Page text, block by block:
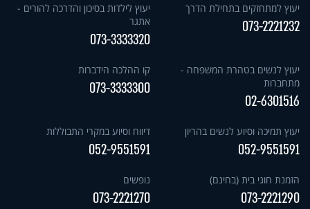
יעוץ למתחזקים בתחילת הדרך
073-2221232
יעוץ לילדות בסיכון והדרכה להורים -
אתגר
073-3333320
יעוץ לנשים בטהרת המשפחה -
מתחברות
02-6301516
קו ההלכה הידברות
073-3333300
יעוץ תמיכה וסיוע לנשים בהריון
052-9551591
דיווח וסיוע במקרי התבוללות
052-9551591
הזמנת חוגי בית (בחינם)
073-2221290
נופשים
073-2221270